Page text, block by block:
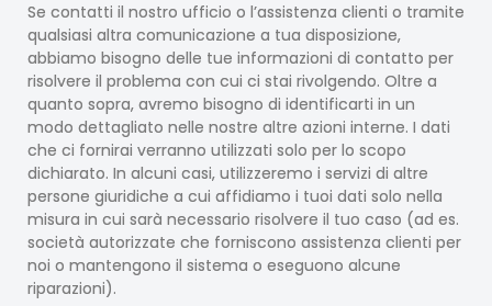
Se contatti il nostro ufficio o l’assistenza clienti o tramite
qualsiasi altra comunicazione a tua disposizione,
abbiamo bisogno delle tue informazioni di contatto per
risolvere il problema con cui ci stai rivolgendo. Oltre a
quanto sopra, avremo bisogno di identificarti in un
modo dettagliato nelle nostre altre azioni interne. I dati
che ci fornirai verranno utilizzati solo per lo scopo
dichiarato. In alcuni casi, utilizzeremo i servizi di altre
persone giuridiche a cui affidiamo i tuoi dati solo nella
misura in cui sarà necessario risolvere il tuo caso (ad es.
società autorizzate che forniscono assistenza clienti per
noi o mantengono il sistema o eseguono alcune
riparazioni).